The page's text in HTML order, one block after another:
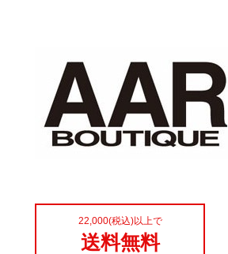
22,000(税込)以上で
送料無料